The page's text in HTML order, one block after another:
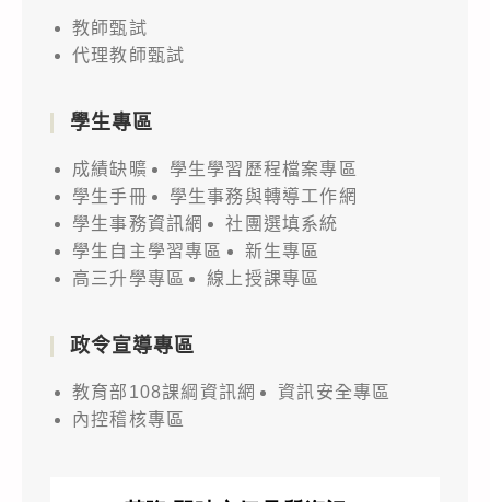
教師甄試
代理教師甄試
學生專區
成績缺曠
學生學習歷程檔案專區
學生手冊
學生事務與轉導工作網
學生事務資訊網
社團選填系統
學生自主學習專區
新生專區
高三升學專區
線上授課專區
政令宣導專區
教育部108課綱資訊網
資訊安全專區
內控稽核專區